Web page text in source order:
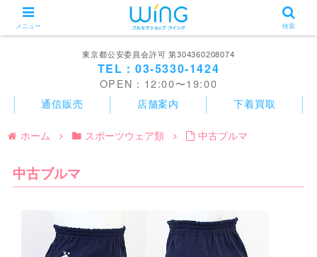
東京都公安委員会許可 第304360208074
TEL：03-5330-1424
OPEN：12:00〜19:00
通信販売 店舗案内 下着買取
ホーム スポーツウェア類 中古ブルマ
中古ブルマ
メニュー 検索